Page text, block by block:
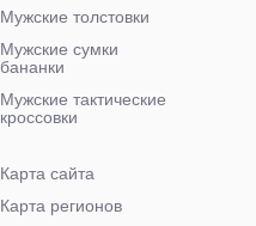
Мужские толстовки
Мужские сумки
бананки
Мужские тактические
кроссовки
Карта сайта
Карта регионов